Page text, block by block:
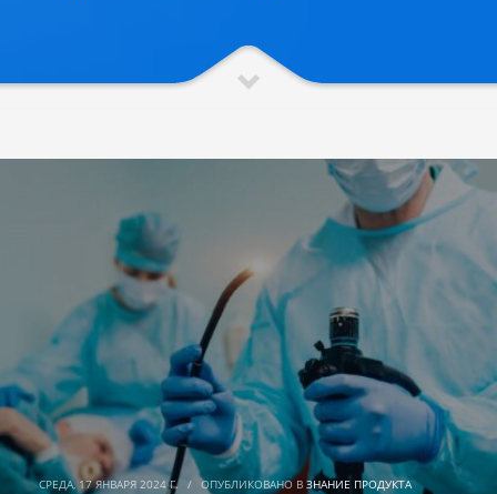
СРЕДА, 17 ЯНВАРЯ 2024 Г. / ОПУБЛИКОВАНО В ЗНАНИЕ ПРОДУКТА